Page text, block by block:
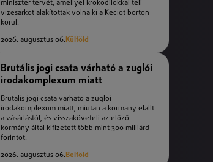
miniszter tervét, amellyel krokodilokkal teli
vizesárkot alakítottak volna ki a Keciot börtön
körül.
2026. augusztus 06. Külföld
Brutális jogi csata várható a zuglói
irodakomplexum miatt
Brutális jogi csata várható a zuglói
irodakomplexum miatt, miután a kormány elállt
a vásárlástól, és visszaköveteli az előző
kormány által kifizetett több mint 300 milliárd
forintot.
2026. augusztus 06.Belföld